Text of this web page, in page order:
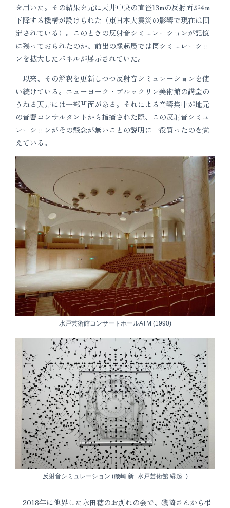
を用いた。その結果を元に天井中央の直径13mの反射面が4m
下降する機構が設けられた（東日本大震災の影響で現在は固
定されている）。このときの反射音シミュレーションが記憶
に残っておられたのか、前出の縁起展では同シミュレーショ
ンを拡大したパネルが展示されていた。
以来、その解釈を更新しつつ反射音シミュレーションを使
い続けている。ニューヨーク・ブルックリン美術館の講堂の
うねる天井には一部凹面がある。それによる音響集中が地元
の音響コンサルタントから指摘された際、この反射音シミュ
レーションがその懸念が無いことの説明に一役買ったのを覚
えている。
水戸芸術館コンサートホールATM (1990)
反射音シミュレーション (磯崎 新−水戸芸術館 縁起−)
2018年に他界した永田穂のお別れの会で、磯崎さんから弔